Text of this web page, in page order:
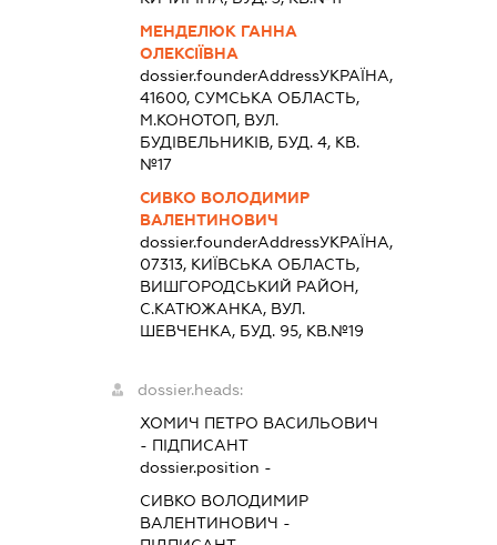
МЕНДЕЛЮК ГАННА
ОЛЕКСІЇВНА
dossier.founderAddressУКРАЇНА,
41600, СУМСЬКА ОБЛАСТЬ,
М.КОНОТОП, ВУЛ.
БУДІВЕЛЬНИКІВ, БУД. 4, КВ.
№17
СИВКО ВОЛОДИМИР
ВАЛЕНТИНОВИЧ
dossier.founderAddressУКРАЇНА,
07313, КИЇВСЬКА ОБЛАСТЬ,
ВИШГОРОДСЬКИЙ РАЙОН,
С.КАТЮЖАНКА, ВУЛ.
ШЕВЧЕНКА, БУД. 95, КВ.№19
dossier.heads:
ХОМИЧ ПЕТРО ВАСИЛЬОВИЧ
- ПІДПИСАНТ
dossier.position -
СИВКО ВОЛОДИМИР
ВАЛЕНТИНОВИЧ -